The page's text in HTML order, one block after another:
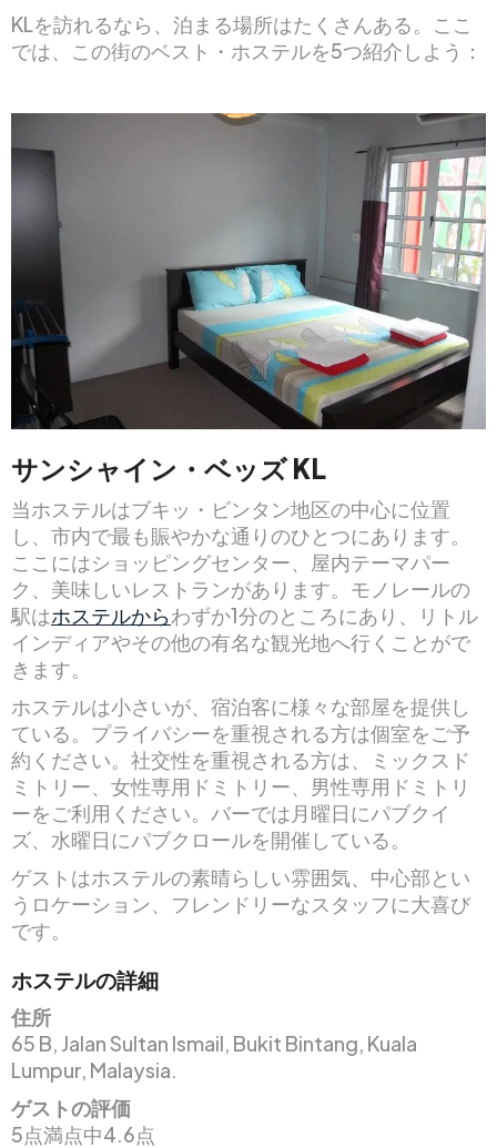
KLを訪れるなら、泊まる場所はたくさんある。ここ
では、この街のベスト・ホステルを5つ紹介しよう：
サンシャイン・ベッズ KL
当ホステルはブキッ・ビンタン地区の中心に位置
し、市内で最も賑やかな通りのひとつにあります。
ここにはショッピングセンター、屋内テーマパー
ク、美味しいレストランがあります。モノレールの
駅はホステルからわずか1分のところにあり、リトル
インディアやその他の有名な観光地へ行くことがで
きます。
ホステルは小さいが、宿泊客に様々な部屋を提供し
ている。プライバシーを重視される方は個室をご予
約ください。社交性を重視される方は、ミックスド
ミトリー、女性専用ドミトリー、男性専用ドミトリ
ーをご利用ください。バーでは月曜日にパブクイ
ズ、水曜日にパブクロールを開催している。
ゲストはホステルの素晴らしい雰囲気、中心部とい
うロケーション、フレンドリーなスタッフに大喜び
です。
ホステルの詳細
住所
65 B, Jalan Sultan Ismail, Bukit Bintang, Kuala
Lumpur, Malaysia.
ゲストの評価
5点満点中4.6点